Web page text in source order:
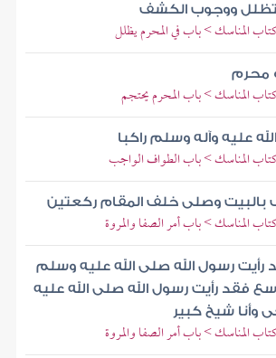
ووجوب الكشف
المناسك > باب في المحرم يظلل
محرم
المناسك > باب المحرم يحتجم
عليه وآله وسلم راكبا
المناسك > باب الطواف الواجب
بالبيت وصلى خلف المقام ركعتين
المناسك > باب أمر الصفا والمروة
رسول الله صلى الله عليه وسلم
فقد رأيت رسول الله صلى الله عليه
شيخ كبير
المناسك > باب أمر الصفا والمروة